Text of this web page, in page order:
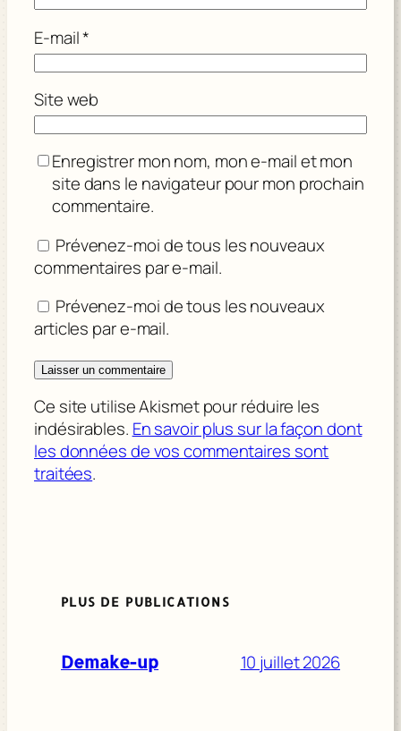
E-mail*
Site web
Enregistrer mon nom, mon e-mail et mon
site dans le navigateur pour mon prochain
commentaire.
Prévenez-moi de tous les nouveaux
commentaires par e-mail.
Prévenez-moi de tous les nouveaux
articles par e-mail.
Ce site utilise Akismet pour réduire les
indésirables. En savoir plus sur la façon dont
les données de vos commentaires sont
traitées.
PLUS DE PUBLICATIONS
Demake-up 10 juillet 2026